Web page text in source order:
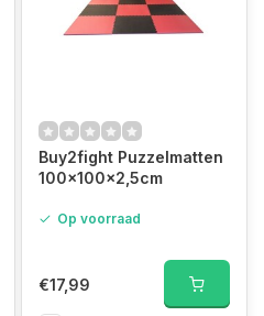
Buy2fight Puzzelmatten
100x100x2,5cm
Op voorraad
€17,99